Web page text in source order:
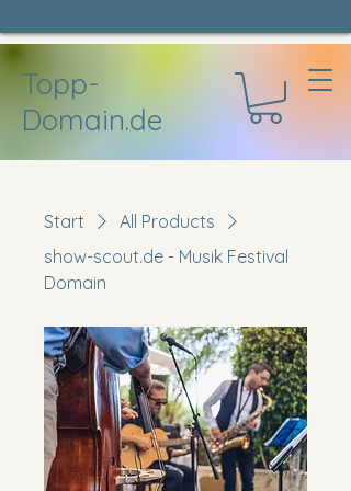
Topp-
Domain.de
Start
All Products
show-scout.de - Musik Festival
Domain